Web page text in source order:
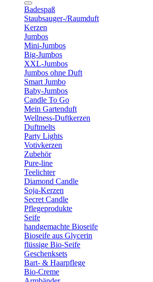
Badespaß
Staubsauger-/Raumduft
Kerzen
Jumbos
Mini-Jumbos
Big-Jumbos
XXL-Jumbos
Jumbos ohne Duft
Smart Jumbo
Baby-Jumbos
Candle To Go
Mein Gartenduft
Wellness-Duftkerzen
Duftmelts
Party Lights
Votivkerzen
Zubehör
Pure-line
Teelichter
Diamond Candle
Soja-Kerzen
Secret Candle
Pflegeprodukte
Seife
handgemachte Bioseife
Bioseife aus Glycerin
flüssige Bio-Seife
Geschenksets
Bart- & Haarpflege
Bio-Creme